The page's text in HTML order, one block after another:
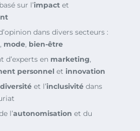
sur l’impact et
dans divers secteurs :
, mode, bien-être
d’experts en marketing,
personnel et innovation
diversité et l’inclusivité dans
l’autonomisation et du